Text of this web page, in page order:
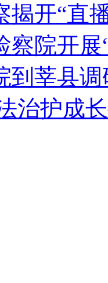
揭开“直
察院开展
到莘县
治护成